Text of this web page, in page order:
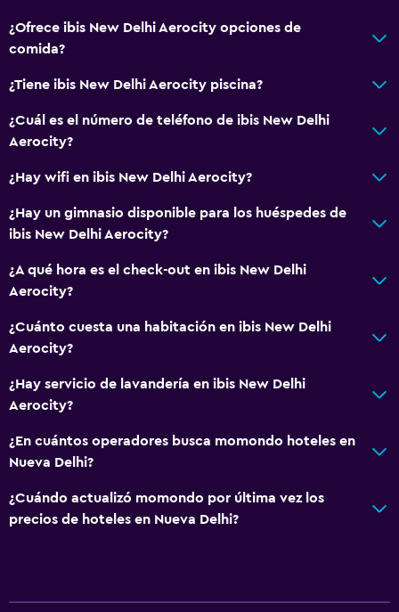
¿Ofrece ibis New Delhi Aerocity opciones de
comida?
¿Tiene ibis New Delhi Aerocity piscina?
¿Cuál es el número de teléfono de ibis New Delhi
Aerocity?
¿Hay wifi en ibis New Delhi Aerocity?
¿Hay un gimnasio disponible para los huéspedes de
ibis New Delhi Aerocity?
¿A qué hora es el check-out en ibis New Delhi
Aerocity?
¿Cuánto cuesta una habitación en ibis New Delhi
Aerocity?
¿Hay servicio de lavandería en ibis New Delhi
Aerocity?
¿En cuántos operadores busca momondo hoteles en
Nueva Delhi?
¿Cuándo actualizó momondo por última vez los
precios de hoteles en Nueva Delhi?